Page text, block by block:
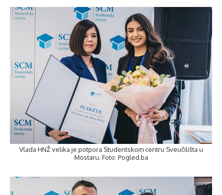
Vlada HNŽ velika je potpora Studentskom centru Sveučilišta u
Mostaru. Foto: Pogled.ba